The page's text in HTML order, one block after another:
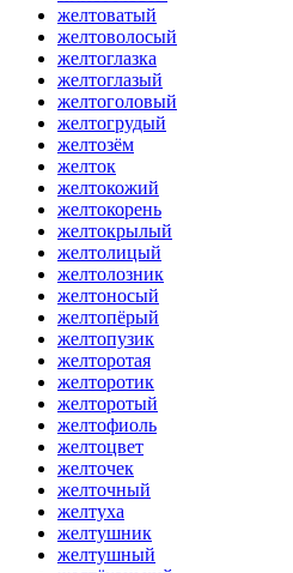
желтоватый
желтоволосый
желтоглазка
желтоглазый
желтоголовый
желтогрудый
желтозём
желток
желтокожий
желтокорень
желтокрылый
желтолицый
желтолозник
желтоносый
желтопёрый
желтопузик
желторотая
желторотик
желторотый
желтофиоль
желтоцвет
желточек
желточный
желтуха
желтушник
желтушный